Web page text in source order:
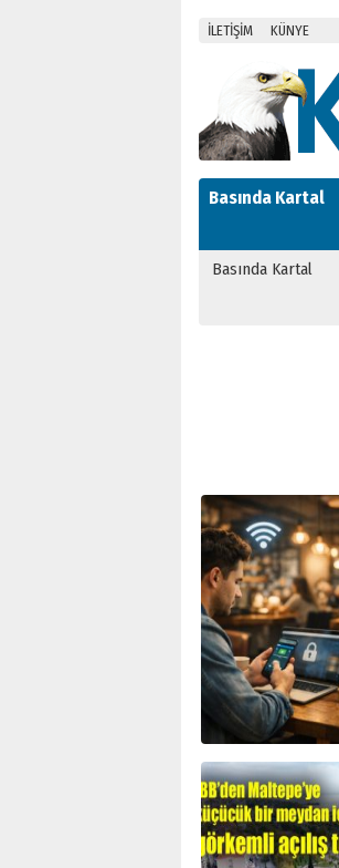
İLETİŞİM KÜNYE
Basında Kartal
Basında Kartal